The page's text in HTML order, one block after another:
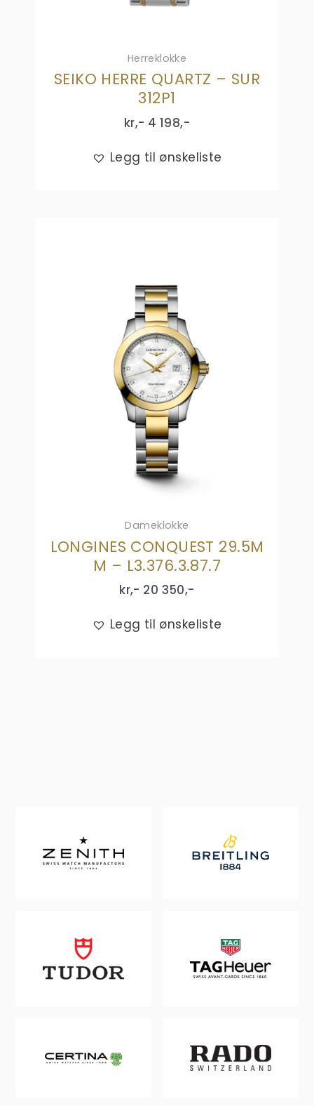
Herreklokke
SEIKO HERRE QUARTZ – SUR
312P1
kr,- 4 198,-
Legg til ønskeliste
Dameklokke
LONGINES CONQUEST 29.5M
M – L3.376.3.87.7
kr,- 20 350,-
Legg til ønskeliste